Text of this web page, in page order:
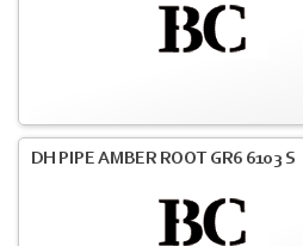
DH PIPE AMBER ROOT GR6 6103 S